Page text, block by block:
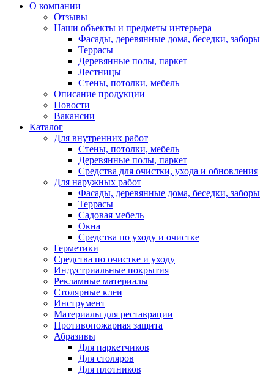
О компании
Отзывы
Наши объекты и предметы интерьера
Фасады, деревянные дома, беседки, заборы
Террасы
Деревянные полы, паркет
Лестницы
Стены, потолки, мебель
Описание продукции
Новости
Вакансии
Каталог
Для внутренних работ
Стены, потолки, мебель
Деревянные полы, паркет
Средства для очистки, ухода и обновления
Для наружных работ
Фасады, деревянные дома, беседки, заборы
Террасы
Садовая мебель
Окна
Средства по уходу и очистке
Герметики
Средства по очистке и уходу
Индустриальные покрытия
Рекламные материалы
Столярные клеи
Инструмент
Материалы для реставрации
Противопожарная защита
Абразивы
Для паркетчиков
Для столяров
Для плотников